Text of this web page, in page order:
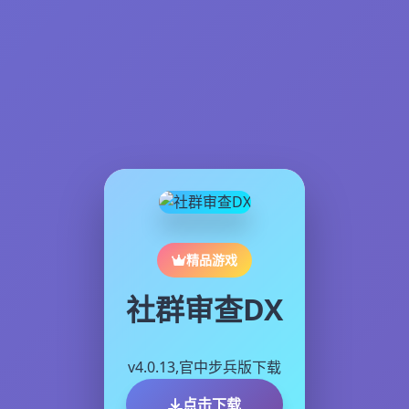
精品游戏
社群审查DX
v4.0.13,官中步兵版下载
点击下载